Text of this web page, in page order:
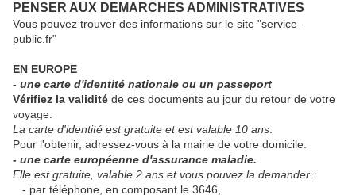
PENSER AUX DEMARCHES ADMINISTRATIVES
Vous pouvez trouver des informations sur le site "service-
public.fr"
EN EUROPE
- une carte d'identité nationale ou un passeport
Vérifiez la validité de ces documents au jour du retour de votre
voyage.
La carte d'identité est gratuite et est valable 10 ans
Pour l'obtenir, adressez-vous à la mairie de votre domicile.
- une carte européenne d'assurance maladie.
Elle est gratuite, valable 2 ans et vous pouvez la demander :
- par téléphone, en composant le 3646,